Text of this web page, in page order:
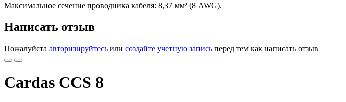
Максимальное сечение проводника кабеля: 8,37 мм² (8 AWG).
Написать отзыв
Пожалуйста авторизируйтесь или создайте учетную запись перед тем как написать отзыв
Cardas CCS 8